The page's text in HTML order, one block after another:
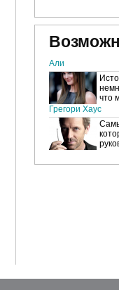
Али
что
Грегори Хаус